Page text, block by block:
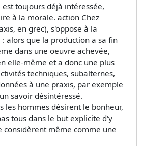
toujours déjà intéressée,
à la morale. action Chez
en grec), s'oppose à la
alors que la production a sa fin
dans une oeuvre achevée,
elle-même et a donc une plus
techniques, subalternes,
à une praxis, par exemple
savoir désintéressé.
les hommes désirent le bonheur,
tous dans le but explicite d'y
considèrent même comme une